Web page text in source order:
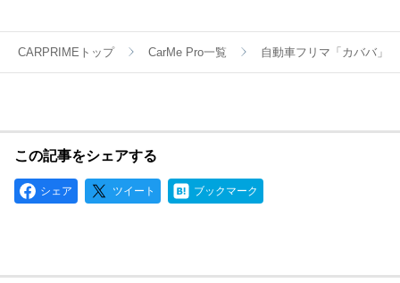
CARPRIMEトップ CarMe Pro一覧 自動車フリマ「カババ」
この記事をシェアする
シェア ツイート ブックマーク